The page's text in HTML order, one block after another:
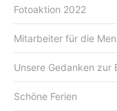
Fotoaktion 2022
Mitarbeiter für die
Unsere Gedanken zur
Schöne Ferien